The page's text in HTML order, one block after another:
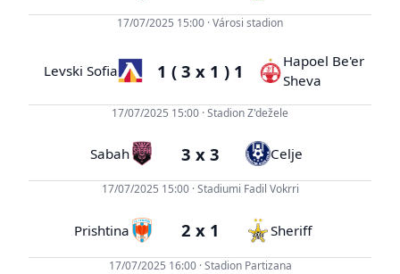
17/07/2025 15:00 · Városi stadion
Levski Sofia 1 ( 3 x 1 ) 1
Hapoel Be'er
Sheva
17/07/2025 15:00 · Stadion Z'dežele
Sabah 3 x 3 Celje
17/07/2025 15:00 · Stadiumi Fadil Vokrri
Prishtina 2 x 1 Sheriff
17/07/2025 16:00 · Stadion Partizana